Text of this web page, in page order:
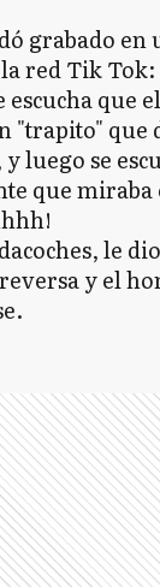
grabado en
red Tik Tok:
escucha que
"trapito" que
y luego se
que miraba
le
y el